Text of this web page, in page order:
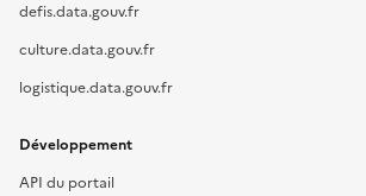
defis.data.gouv.fr
culture.data.gouv.fr
logistique.data.gouv.fr
Développement
API du portail